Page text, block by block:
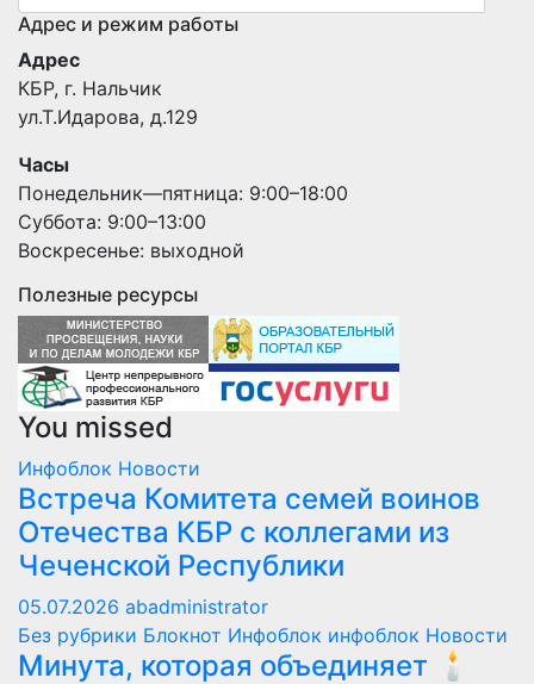
Адрес и режим работы
Адрес
КБР, г. Нальчик
ул.Т.Идарова, д.129
Часы
Понедельник—пятница: 9:00–18:00
Суббота: 9:00–13:00
Воскресенье: выходной
Полезные ресурсы
You missed
Инфоблок Новости
Встреча Комитета семей воинов
Отечества КБР с коллегами из
Чеченской Республики
05.07.2026 abadministrator
Без рубрики Блокнот Инфоблок инфоблок Новости
Минута, которая объединяет 🕯️